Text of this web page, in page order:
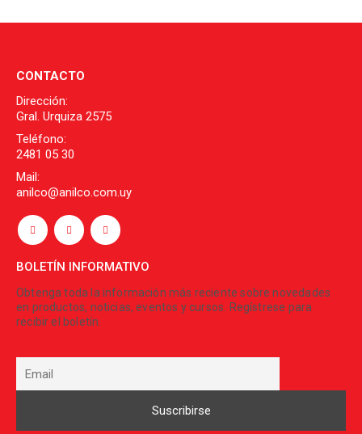
CONTACTO
Dirección:
Gral. Urquiza 2575
Teléfono:
2481 05 30
Mail:
anilco@anilco.com.uy
BOLETÍN INFORMATIVO
Obtenga toda la información más reciente sobre novedades
en productos, noticias, eventos y cursos. Regístrese para
recibir el boletín.